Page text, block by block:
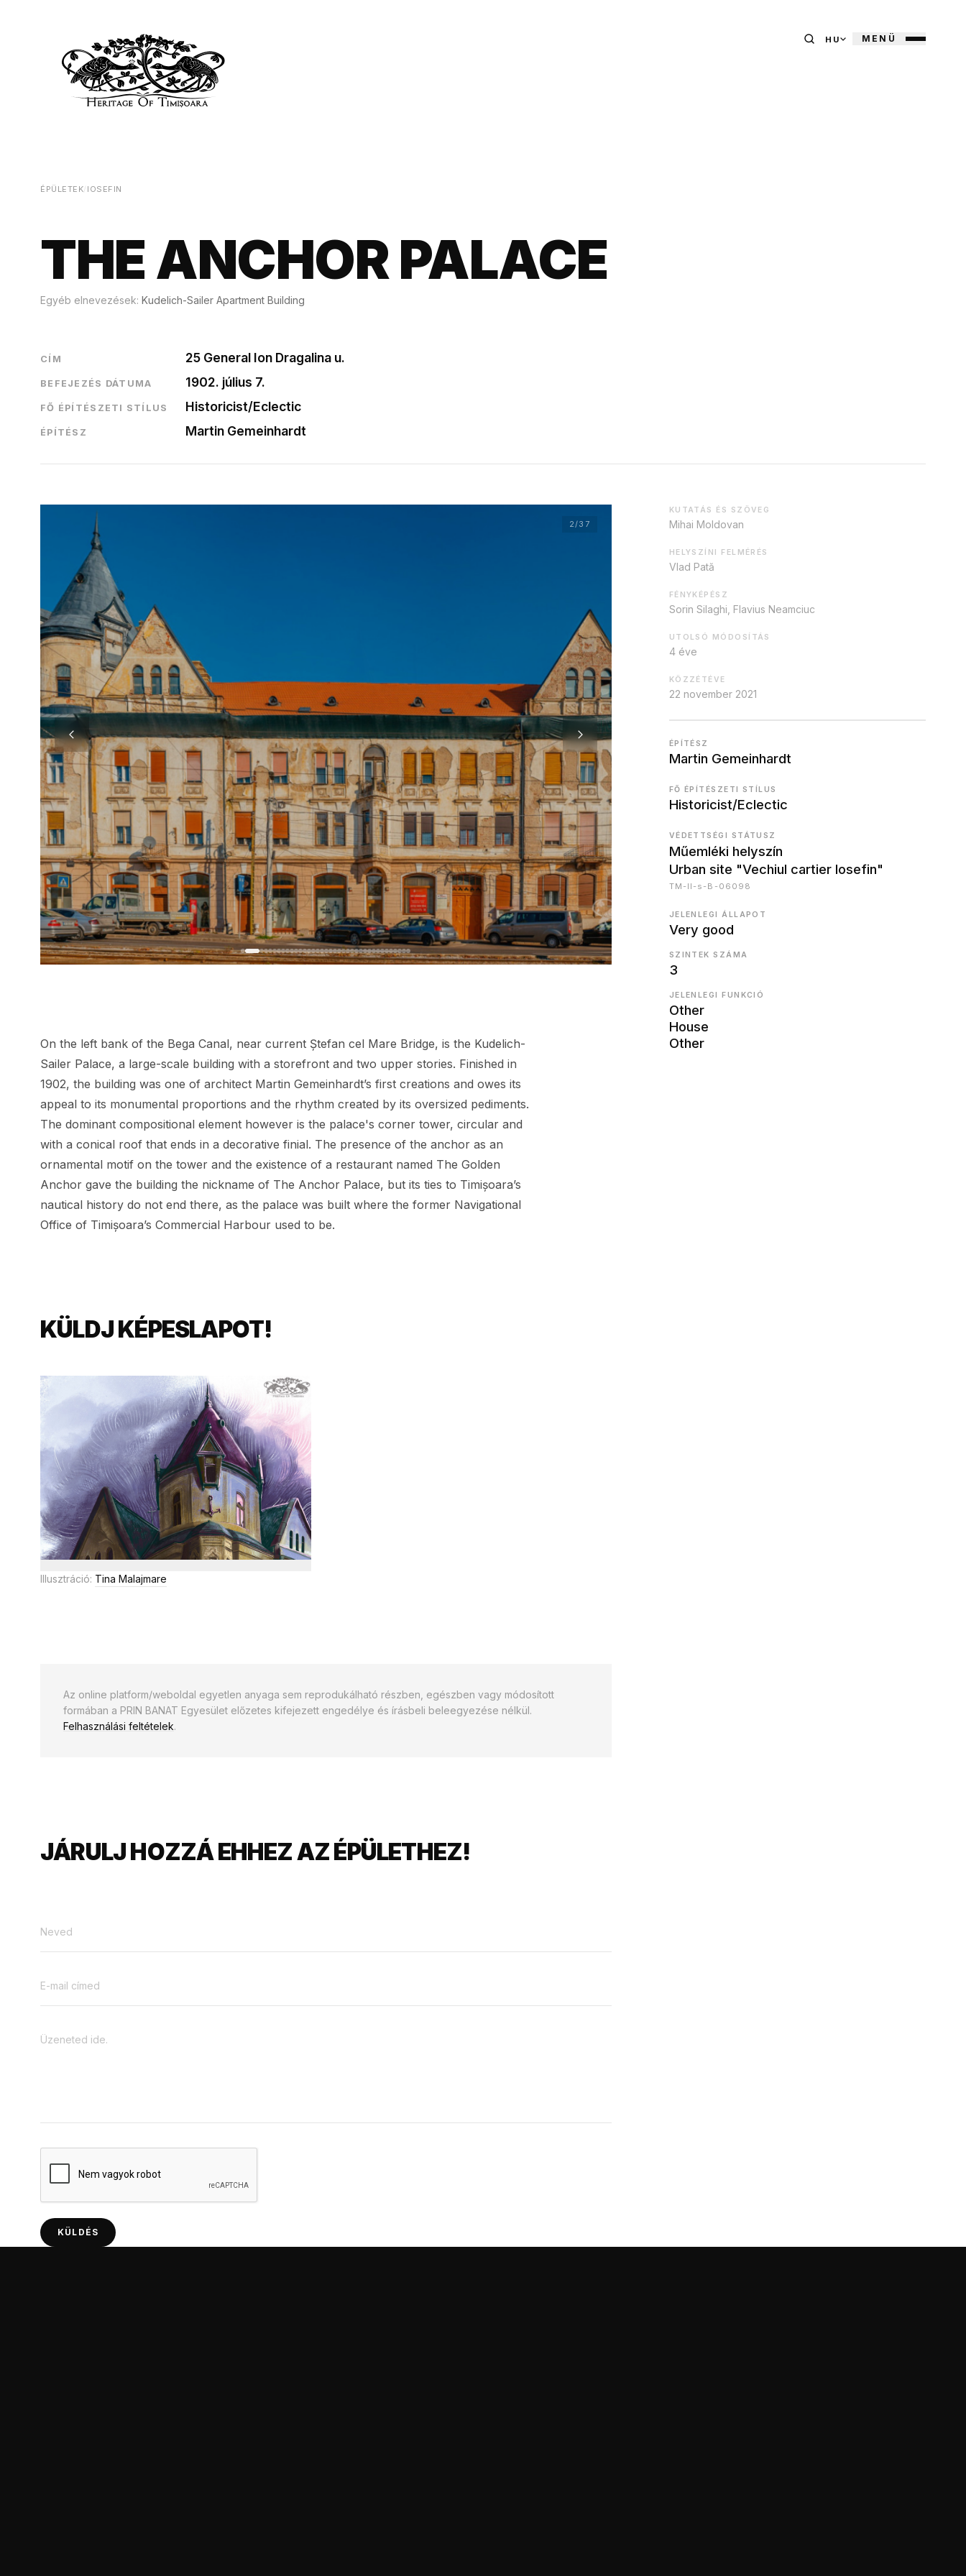
HU MENÜ
ÉPÜLETEK IOSEFIN
THE ANCHOR PALACE
Egyéb elnevezések: Kudelich-Sailer Apartment Building
CÍM 25 General Ion Dragalina u.
BEFEJEZÉS DÁTUMA 1902. július 7.
FŐ ÉPÍTÉSZETI STÍLUS Historicist/Eclectic
ÉPÍTÉSZ Martin Gemeinhardt
2/37
On the left bank of the Bega Canal, near current Ștefan cel Mare Bridge, is the Kudelich-
Sailer Palace, a large-scale building with a storefront and two upper stories. Finished in
1902, the building was one of architect Martin Gemeinhardt’s first creations and owes its
appeal to its monumental proportions and the rhythm created by its oversized pediments.
The dominant compositional element however is the palace's corner tower, circular and
with a conical roof that ends in a decorative finial. The presence of the anchor as an
ornamental motif on the tower and the existence of a restaurant named The Golden
Anchor gave the building the nickname of The Anchor Palace, but its ties to Timișoara’s
nautical history do not end there, as the palace was built where the former Navigational
Office of Timișoara’s Commercial Harbour used to be.
KÜLDJ KÉPESLAPOT!
Illusztráció: Tina Malajmare
Az online platform/weboldal egyetlen anyaga sem reprodukálható részben, egészben vagy módosított
formában a PRIN BANAT Egyesület előzetes kifejezett engedélye és írásbeli beleegyezése nélkül.
Felhasználási feltételek.
JÁRULJ HOZZÁ EHHEZ AZ ÉPÜLETHEZ!
KÜLDÉS
KUTATÁS ÉS SZÖVEG
Mihai Moldovan
HELYSZÍNI FELMÉRÉS
Vlad Pată
FÉNYKÉPÉSZ
Sorin Silaghi, Flavius Neamciuc
UTOLSÓ MÓDOSÍTÁS
4 éve
KÖZZÉTÉVE
22 november 2021
ÉPÍTÉSZ
Martin Gemeinhardt
FŐ ÉPÍTÉSZETI STÍLUS
Historicist/Eclectic
VÉDETTSÉGI STÁTUSZ
Műemléki helyszín
Urban site "Vechiul cartier Iosefin"
TM-II-s-B-06098
JELENLEGI ÁLLAPOT
Very good
SZINTEK SZÁMA
3
JELENLEGI FUNKCIÓ
Other
House
Other